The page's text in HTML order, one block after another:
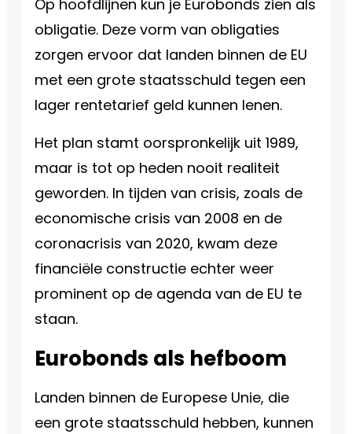
Op hoofdlijnen kun je Eurobonds zien als
obligatie. Deze vorm van obligaties
zorgen ervoor dat landen binnen de EU
met een grote staatsschuld tegen een
lager rentetarief geld kunnen lenen.
Het plan stamt oorspronkelijk uit 1989,
maar is tot op heden nooit realiteit
geworden. In tijden van crisis, zoals de
economische crisis van 2008 en de
coronacrisis van 2020, kwam deze
financiële constructie echter weer
prominent op de agenda van de EU te
staan.
Eurobonds als hefboom
Landen binnen de Europese Unie, die
een grote staatsschuld hebben, kunnen